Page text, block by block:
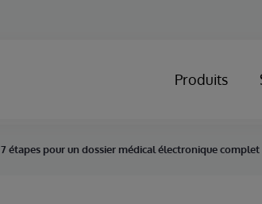
Produits
7 étapes pour un dossier médical électronique complet